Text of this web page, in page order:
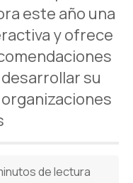
este año una
y ofrece
su
de lectura